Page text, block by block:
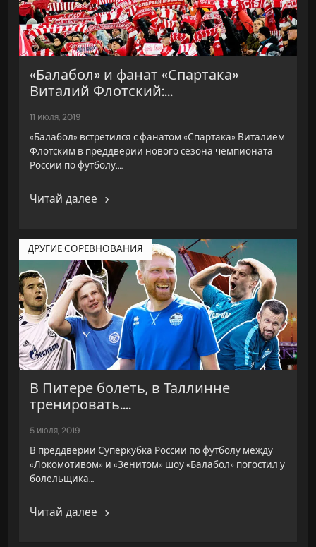
«Балабол» и фанат «Спартака»
Виталий Флотский:...
11 июля, 2019
«Балабол» встретился с фанатом «Спартака» Виталием
Флотским в преддверии нового сезона чемпионата
России по футболу.…
Читай далее
ДРУГИЕ СОРЕВНОВАНИЯ
В Питере болеть, в Таллинне
тренировать....
5 июля, 2019
В преддверии Суперкубка России по футболу между
«Локомотивом» и «Зенитом» шоу «Балабол» погостил у
болельщика…
Читай далее